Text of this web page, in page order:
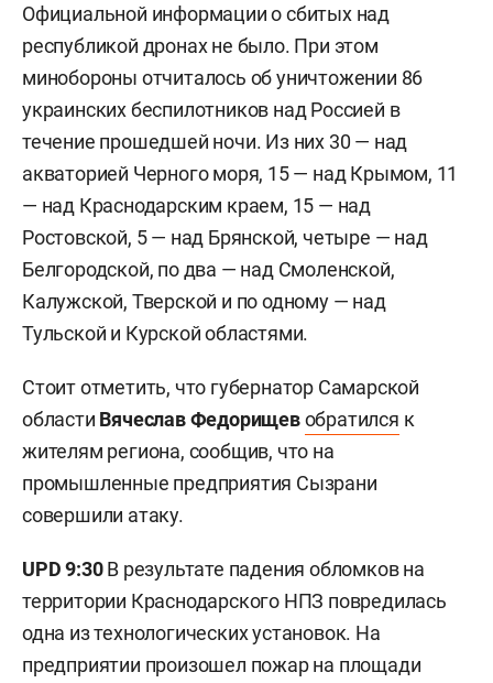
Официальной информации о сбитых над
республикой дронах не было. При этом
минобороны отчиталось об уничтожении 86
украинских беспилотников над Россией в
течение прошедшей ночи. Из них 30 — над
акваторией Черного моря, 15 — над Крымом, 11
— над Краснодарским краем, 15 — над
Ростовской, 5 — над Брянской, четыре — над
Белгородской, по два — над Смоленской,
Калужской, Тверской и по одному — над
Тульской и Курской областями.
Стоит отметить, что губернатор Самарской
области Вячеслав Федорищевобратился к
жителям региона, сообщив, что на
промышленные предприятия Сызрани
совершили атаку.
UPD 9:30В результате падения обломков на
территории Краснодарского НПЗ повредилась
одна из технологических установок. На
предприятии произошел пожар на площади